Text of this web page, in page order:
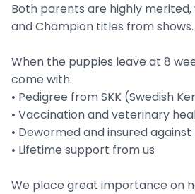
Both parents are highly merited,
and Champion titles from shows.
When the puppies leave at 8
come with:
• Pedigree from SKK (Swedish
• Vaccination and veterinary
• Dewormed and insured
• Lifetime support from us
We place great importance on